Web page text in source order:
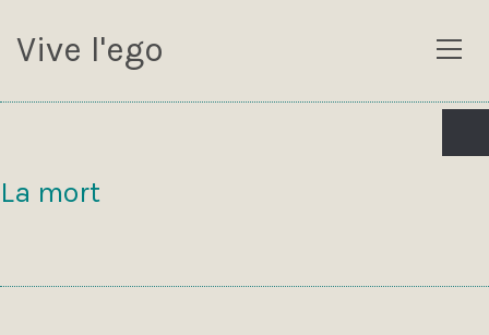
Vive l'ego
La mort